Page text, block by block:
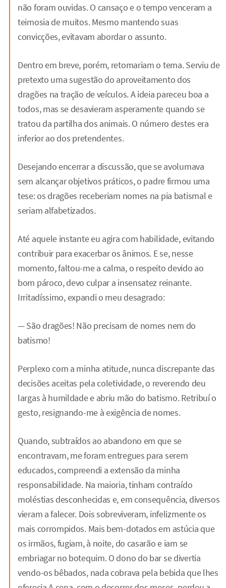
não foram ouvidas. O cansaço e o tempo venceram a
teimosia de muitos. Mesmo mantendo suas
convicções, evitavam abordar o assunto.
Dentro em breve, porém, retomariam o tema. Serviu de
pretexto uma sugestão do aproveitamento dos
dragões na tração de veículos. A ideia pareceu boa a
todos, mas se desavieram asperamente quando se
tratou da partilha dos animais. O número destes era
inferior ao dos pretendentes.
Desejando encerrar a discussão, que se avolumava
sem alcançar objetivos práticos, o padre firmou uma
tese: os dragões receberiam nomes na pia batismal e
seriam alfabetizados.
Até aquele instante eu agira com habilidade, evitando
contribuir para exacerbar os ânimos. E se, nesse
momento, faltou-me a calma, o respeito devido ao
bom pároco, devo culpar a insensatez reinante.
Irritadíssimo, expandi o meu desagrado:
— São dragões! Não precisam de nomes nem do
batismo!
Perplexo com a minha atitude, nunca discrepante das
decisões aceitas pela coletividade, o reverendo deu
largas à humildade e abriu mão do batismo. Retribuí o
gesto, resignando-me à exigência de nomes.
Quando, subtraídos ao abandono em que se
encontravam, me foram entregues para serem
educados, compreendi a extensão da minha
responsabilidade. Na maioria, tinham contraído
moléstias desconhecidas e, em consequência, diversos
vieram a falecer. Dois sobreviveram, infelizmente os
mais corrompidos. Mais bem-dotados em astúcia que
os irmãos, fugiam, à noite, do casarão e iam se
embriagar no botequim. O dono do bar se divertia
vendo-os bêbados, nada cobrava pela bebida que lhes